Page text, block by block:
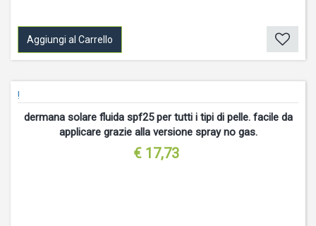
Aggiungi al Carrello
!
dermana solare fluida spf25 per tutti i tipi di pelle. facile da
applicare grazie alla versione spray no gas.
€ 17,73